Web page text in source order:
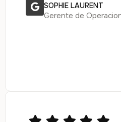
SOPHIE LAURENT
Gerente de